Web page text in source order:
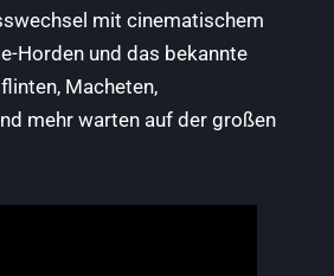
mit cinematischem
Horden und das bekannte
Macheten,
mehr warten auf der großen